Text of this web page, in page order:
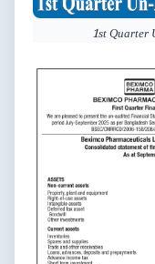
1st Quarter